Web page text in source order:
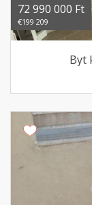
72 990 000 Ft
€199 209
Byt